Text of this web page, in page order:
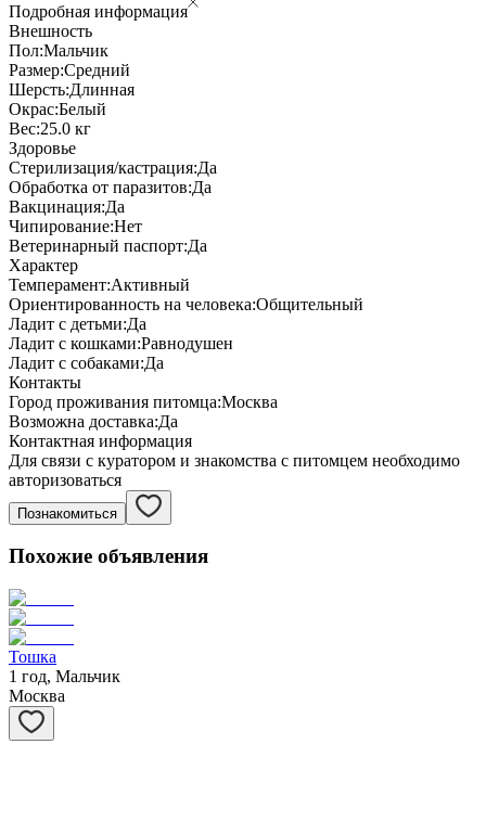
Подробная информация
Внешность
Пол:Мальчик
Размер:Средний
Шерсть:Длинная
Окрас:Белый
Вес:25.0 кг
Здоровье
Стерилизация/кастрация:Да
Обработка от паразитов:Да
Вакцинация:Да
Чипирование:Нет
Ветеринарный паспорт:Да
Характер
Темперамент:Активный
Ориентированность на человека:Общительный
Ладит с детьми:Да
Ладит с кошками:Равнодушен
Ладит с собаками:Да
Контакты
Город проживания питомца:Москва
Возможна доставка:Да
Контактная информация
Для связи с куратором и знакомства с питомцем необходимо
авторизоваться
Познакомиться
Похожие объявления
Тошка
1 год, Мальчик
Москва